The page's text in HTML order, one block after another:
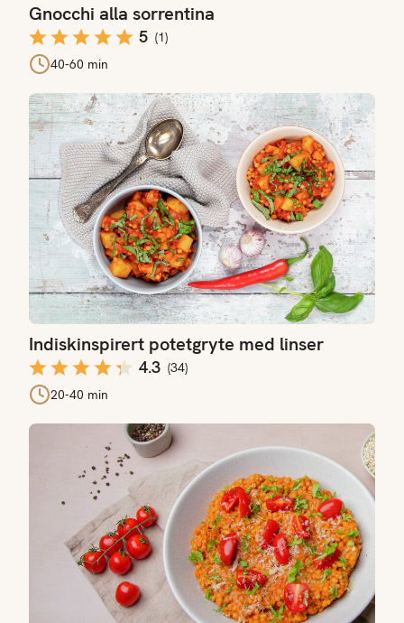
Gnocchi alla sorrentina
5 (1)
40-60 min
Indiskinspirert potetgryte med linser
4.3 (34)
20-40 min
Indiskinspirert potetgryte med linser
Risotto med tomat og bygg